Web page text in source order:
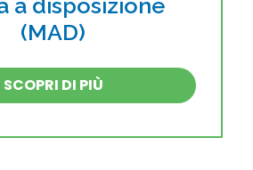
a disposizione
(MAD)
SCOPRI DI PIÙ